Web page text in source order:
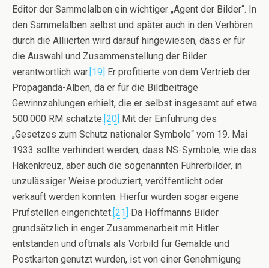
Editor der Sammelalben ein wichtiger „Agent der Bilder“. In
den Sammelalben selbst und später auch in den Verhören
durch die Alliierten wird darauf hingewiesen, dass er für
die Auswahl und Zusammenstellung der Bilder
verantwortlich war.[19] Er profitierte von dem Vertrieb der
Propaganda-Alben, da er für die Bildbeiträge
Gewinnzahlungen erhielt, die er selbst insgesamt auf etwa
500.000 RM schätzte.[20] Mit der Einführung des
„Gesetzes zum Schutz nationaler Symbole“ vom 19. Mai
1933 sollte verhindert werden, dass NS-Symbole, wie das
Hakenkreuz, aber auch die sogenannten Führerbilder, in
unzulässiger Weise produziert, veröffentlicht oder
verkauft werden konnten. Hierfür wurden sogar eigene
Prüfstellen eingerichtet.[21] Da Hoffmanns Bilder
grundsätzlich in enger Zusammenarbeit mit Hitler
entstanden und oftmals als Vorbild für Gemälde und
Postkarten genutzt wurden, ist von einer Genehmigung